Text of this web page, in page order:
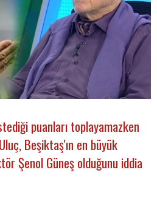
puanları toplayamazken
Beşiktaş'ın en büyük
Şenol Güneş olduğunu iddia